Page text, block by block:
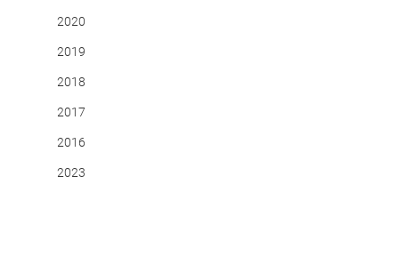
2020
2019
2018
2017
2016
2023